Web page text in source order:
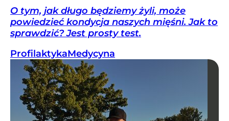
O tym, jak długo będziemy żyli, może
powiedzieć kondycja naszych mięśni. Jak to
sprawdzić? Jest prosty test.
ProfilaktykaMedycyna